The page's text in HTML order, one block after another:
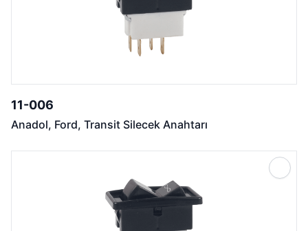
11-006
Anadol, Ford, Transit Silecek Anahtarı